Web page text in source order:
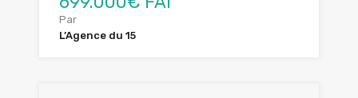
Par
L’Agence du 15